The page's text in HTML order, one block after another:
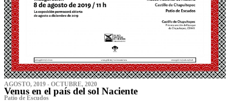
AGOSTO, 2019 - OCTUBRE, 2020
Venus en el país del sol Naciente
P‌atio de Escudos